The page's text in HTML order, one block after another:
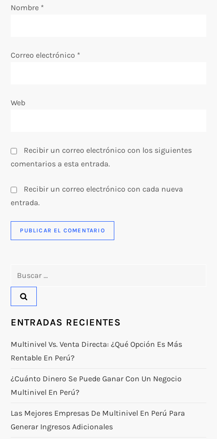
t
a
a
Nombre *
Correo electrónico *
Web
Recibir un correo electrónico con los siguientes
comentarios a esta entrada.
Recibir un correo electrónico con cada nueva
entrada.
ENTRADAS RECIENTES
Multinivel Vs. Venta Directa: ¿qué Opción Es Más
Rentable En Perú?
¿Cuánto Dinero Se Puede Ganar Con Un Negocio
Multinivel En Perú?
Las Mejores Empresas De Multinivel En Perú Para
Generar Ingresos Adicionales